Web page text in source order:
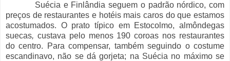
Suécia e Finlândia seguem o padrão nórdico, com
preços de restaurantes e hotéis mais caros do que estamos
acostumados. O prato típico em Estocolmo, almôndegas
suecas, custava pelo menos 190 coroas nos restaurantes
do centro. Para compensar, também seguindo o costume
escandinavo, não se dá gorjeta; na Suécia no máximo se